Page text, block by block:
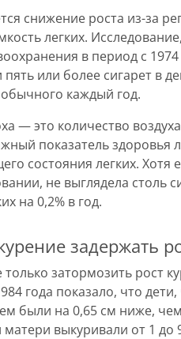
снижение роста из-за
легких.
в период с 1974
или более сигарет в
каждый год.
— это количество
показатель
состояния легких. Хотя
не выглядела столь
на 0,2% в год.
задержать
затормозить рост
года показало, что
были на 0,65 см ниже,
выкуривали от 1 до